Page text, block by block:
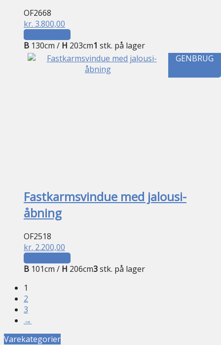
OF2668
kr. 3.800,00
Tilføj til kurv
B 130cm / H 203cm1 stk. på lager
GENBRUG
Fastkarmsvindue med jalousi-
åbning
OF2518
kr. 2.200,00
Tilføj til kurv
B 101cm / H 206cm3stk. på lager
1
2
3
→
Varekategorier